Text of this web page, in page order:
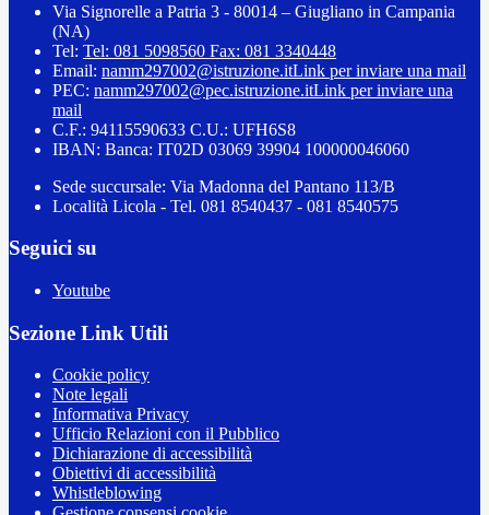
Via Signorelle a Patria 3 - 80014 – Giugliano in Campania
(NA)
Tel: Tel: 081 5098560 Fax: 081 3340448
Email: namm297002@istruzione.itLink per inviare una mail
PEC: namm297002@pec.istruzione.itLink per inviare una
mail
C.F.: 94115590633 C.U.: UFH6S8
IBAN: Banca: IT02D 03069 39904 100000046060
Sede succursale: Via Madonna del Pantano 113/B
Località Licola - Tel. 081 8540437 - 081 8540575
Seguici su
Youtube
Sezione Link Utili
Cookie policy
Note legali
Informativa Privacy
Ufficio Relazioni con il Pubblico
Dichiarazione di accessibilità
Obiettivi di accessibilità
Whistleblowing